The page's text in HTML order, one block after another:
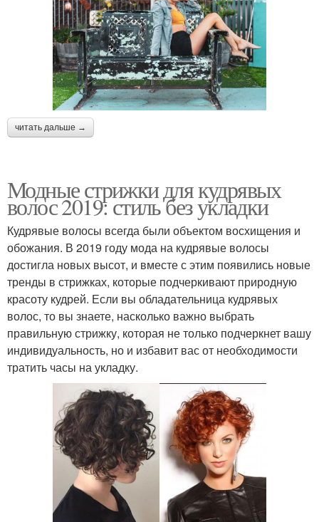
читать дальше →
Модные стрижки для кудрявых
волос 2019: стиль без укладки
Кудрявые волосы всегда были объектом восхищения и
обожания. В 2019 году мода на кудрявые волосы
достигла новых высот, и вместе с этим появились новые
тренды в стрижках, которые подчеркивают природную
красоту кудрей. Если вы обладательница кудрявых
волос, то вы знаете, насколько важно выбрать
правильную стрижку, которая не только подчеркнет вашу
индивидуальность, но и избавит вас от необходимости
тратить часы на укладку.